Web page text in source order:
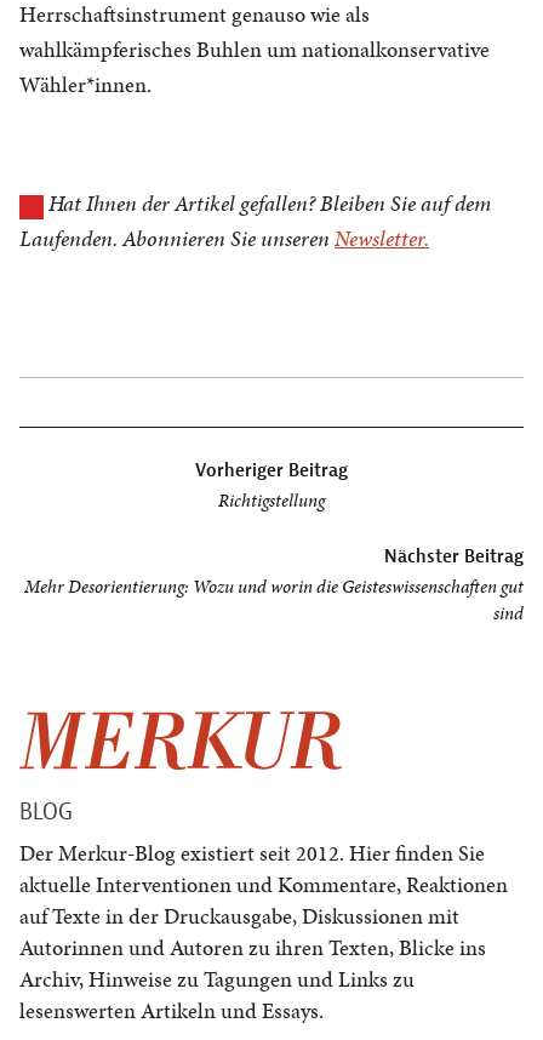
Herrschaftsinstrument genauso wie als
wahlkämpferisches Buhlen um nationalkonservative
Wähler*innen.
Hat Ihnen der Artikel gefallen? Bleiben Sie auf dem
Laufenden. Abonnieren Sie unseren Newsletter.
Vorheriger Beitrag
Richtigstellung
Nächster Beitrag
Mehr Desorientierung: Wozu und worin die Geisteswissenschaften gut
sind
BLOG
Der Merkur-Blog existiert seit 2012. Hier finden Sie
aktuelle Interventionen und Kommentare, Reaktionen
auf Texte in der Druckausgabe, Diskussionen mit
Autorinnen und Autoren zu ihren Texten, Blicke ins
Archiv, Hinweise zu Tagungen und Links zu
lesenswerten Artikeln und Essays.